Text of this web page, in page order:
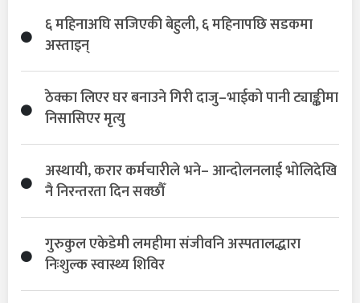
६ महिनाअघि सजिएकी बेहुली, ६ महिनापछि सडकमा
अस्ताइन्
ठेक्का लिएर घर बनाउने गिरी दाजु–भाईको पानी ट्याङ्कीमा
निसासिएर मृत्यु
अस्थायी, करार कर्मचारीले भने– आन्दोलनलाई भोलिदेखि
नै निरन्तरता दिन सक्छौँ
गुरुकुल एकेडेमी लमहीमा संजीवनि अस्पतालद्धारा
निःशुल्क स्वास्थ्य शिविर